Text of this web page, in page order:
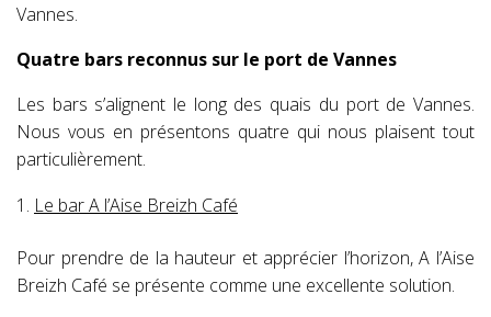
Vannes.
Quatre bars reconnus sur le port de Vannes
Les bars s’alignent le long des quais du port de Vannes.
Nous vous en présentons quatre qui nous plaisent tout
particulièrement.
Le bar A l’Aise Breizh Café
Pour prendre de la hauteur et apprécier l’horizon, A l’Aise
Breizh Café se présente comme une excellente solution.